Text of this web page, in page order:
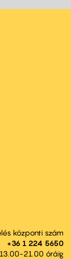
központi szám
+36 1 224 5650
21.00 óráig